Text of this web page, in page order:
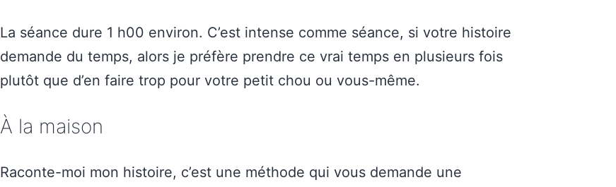
La séance dure 1 h00 environ. C’est intense comme séance, si votre histoire
demande du temps, alors je préfère prendre ce vrai temps en plusieurs fois
plutôt que d’en faire trop pour votre petit chou ou vous-même.
À la maison
Raconte-moi mon histoire, c’est une méthode qui vous demande une